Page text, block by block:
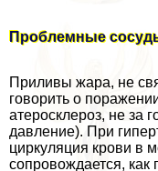
Проблемные
Приливы жара, не
говорить о
атеросклероз, не за
давление). При
циркуляция крови в
сопровождается,